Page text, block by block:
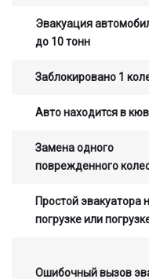
Эвакуация
до 10 тонн
Заблокировано 1
Авто находится в
Замена одного
поврежденного
Простой эвакуатора
погрузке или
Ошибочный вызов